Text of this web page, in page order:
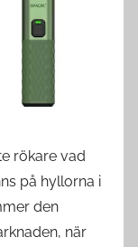
rökare vad
på hyllorna i
den
när